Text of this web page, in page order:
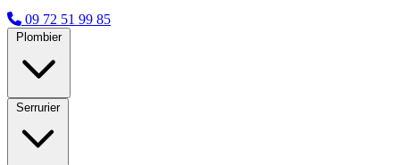
09 72 51 99 85
Plombier
Serrurier